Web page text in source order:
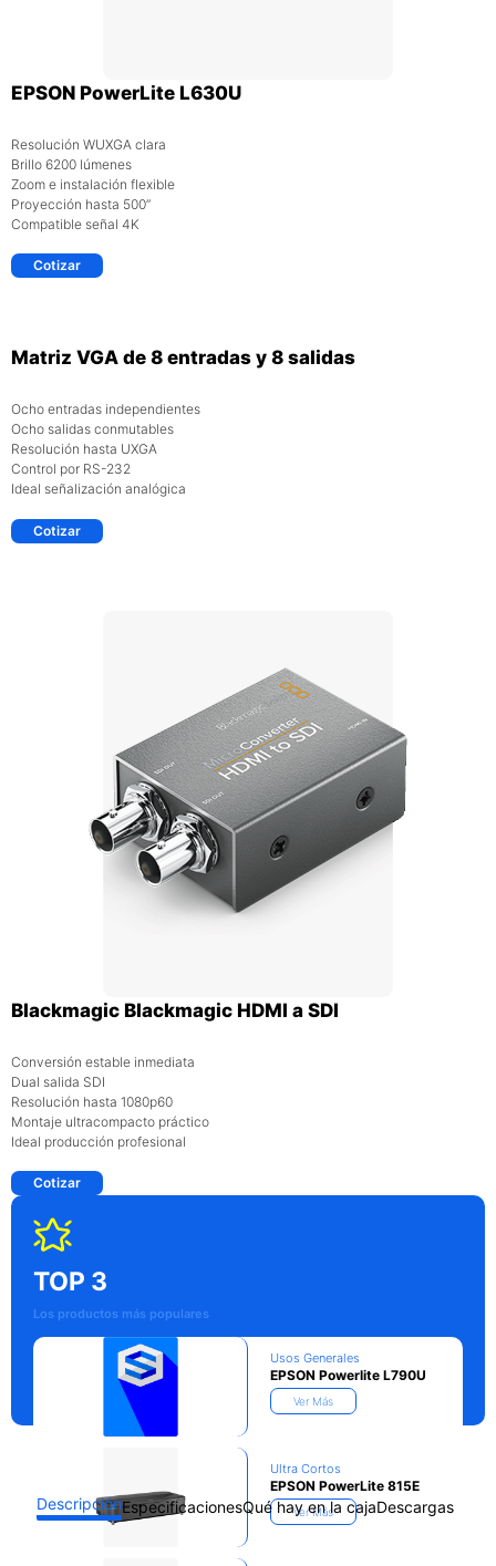
EPSON PowerLite L630U
Resolución WUXGA clara
Brillo 6200 lúmenes
Zoom e instalación flexible
Proyección hasta 500”
Compatible señal 4K
Cotizar
Matriz VGA de 8 entradas y 8 salidas
Ocho entradas independientes
Ocho salidas conmutables
Resolución hasta UXGA
Control por RS-232
Ideal señalización analógica
Cotizar
Blackmagic Blackmagic HDMI a SDI
Conversión estable inmediata
Dual salida SDI
Resolución hasta 1080p60
Montaje ultracompacto práctico
Ideal producción profesional
Cotizar
TOP 3
Los productos más populares
Usos Generales
EPSON Powerlite L790U
Ver Más
Ultra Cortos
EPSON PowerLite 815E
Ver Más
DescripciónEspecificacionesQué hay en la cajaDescargas